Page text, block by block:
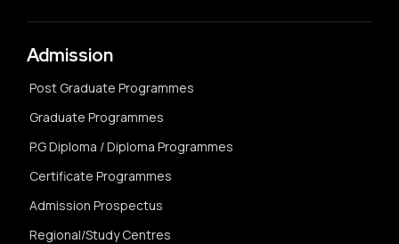
Admission
Post Graduate Programmes
Graduate Programmes
P.G Diploma / Diploma Programmes
Certificate Programmes
Admission Prospectus
Regional/Study Centres